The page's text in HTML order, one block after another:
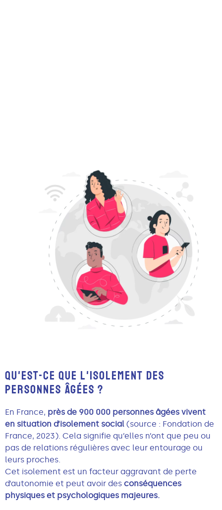
QU'EST-CE QUE L'ISOLEMENT DES
PERSONNES ÂGÉES ?
En France, près de 900 000 personnes âgées vivent
en situation d’isolement social (source : Fondation de
France, 2023). Cela signifie qu’elles n’ont que peu ou
pas de relations régulières avec leur entourage ou
leurs proches.
Cet isolement est un facteur aggravant de perte
d’autonomie et peut avoir des conséquences
physiques et psychologiques majeures.